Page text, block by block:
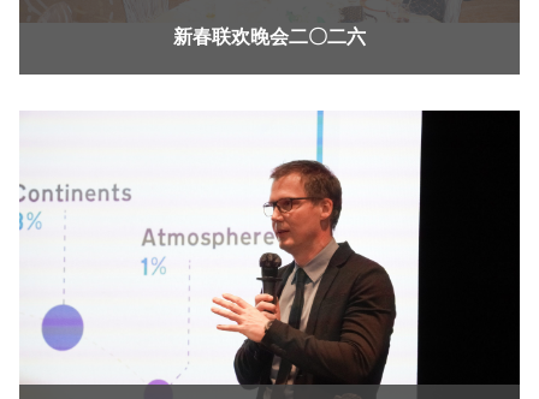
新春联欢晚会二〇二六